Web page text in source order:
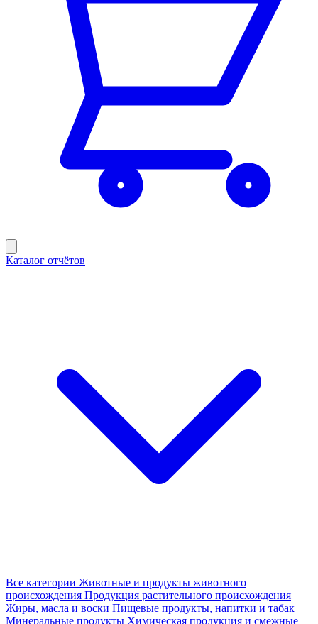
Каталог отчётов
Все категории Животные и продукты животного
происхождения Продукция растительного происхождения
Жиры, масла и воски Пищевые продукты, напитки и табак
Минеральные продукты Химическая продукция и смежные